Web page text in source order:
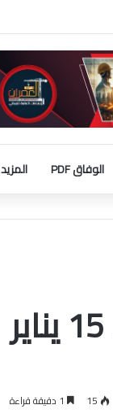
الوضع التاريخي بالقدس
الوفاق PDF المزيد
15